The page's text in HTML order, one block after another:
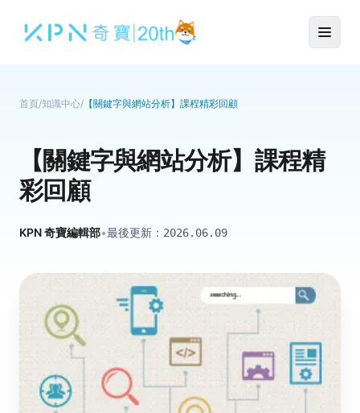
首頁/知識中心/ 【關鍵字與網站分析】課程精彩回顧
【關鍵字與網站分析】課程精
彩回顧
KPN 奇寶編輯部•最後更新： 2026.06.09